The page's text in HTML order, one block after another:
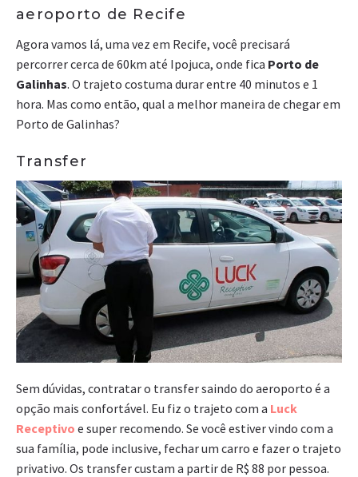
aeroporto de Recife
Agora vamos lá, uma vez em Recife, você precisará
percorrer cerca de 60km até Ipojuca, onde fica Porto de
Galinhas. O trajeto costuma durar entre 40 minutos e 1
hora. Mas como então, qual a melhor maneira de chegar em
Porto de Galinhas?
Transfer
Sem dúvidas, contratar o transfer saindo do aeroporto é a
opção mais confortável. Eu fiz o trajeto com a Luck
Receptivo e super recomendo. Se você estiver vindo com a
sua família, pode inclusive, fechar um carro e fazer o trajeto
privativo. Os transfer custam a partir de R$ 88 por pessoa.